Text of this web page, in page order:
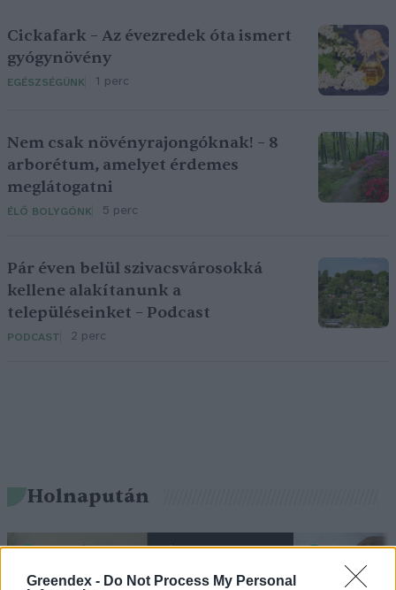
Greendex - Do Not Process My Personal
Cickafark – Az évezredek óta ismert
gyógynövény
EGÉSZSÉGÜNK 1 perc
Nem csak növényrajongóknak! – 8
arborétum, amelyet érdemes
meglátogatni
ÉLŐ BOLYGÓNK 5 perc
Pár éven belül szivacsvárosokká
kellene alakítanunk a
településeinket – Podcast
PODCAST 2 perc
Holnapután